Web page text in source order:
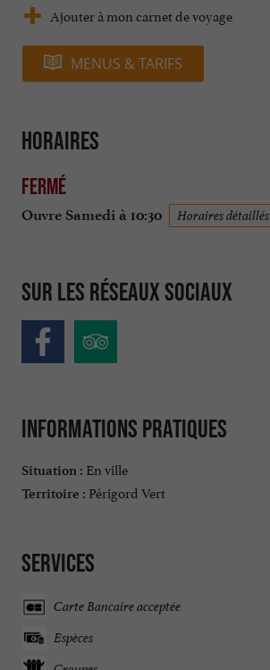
Ajouter à mon carnet de voyage
MENUS & TARIFS
Horaires
Fermé
Ouvre Samedi à 10:30 Horaires détaillés
Sur les réseaux sociaux
Informations pratiques
Situation : En ville
Territoire : Périgord Vert
Services
Carte Bancaire acceptée
Espèces